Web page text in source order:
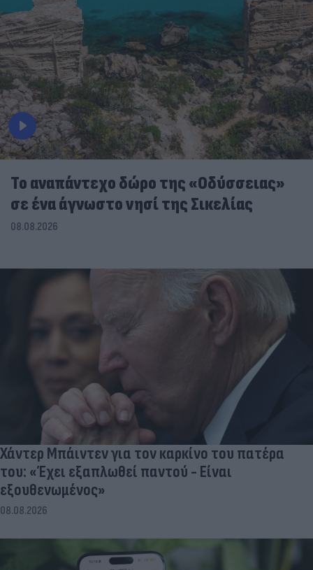
To αναπάντεχο δώρο της «Οδύσσειας»
σε ένα άγνωστο νησί της Σικελίας
08.08.2026
Χάντερ Μπάιντεν για τον καρκίνο του πατέρα
του: «Έχει εξαπλωθεί παντού - Είναι
εξουθενωμένος»
08.08.2026